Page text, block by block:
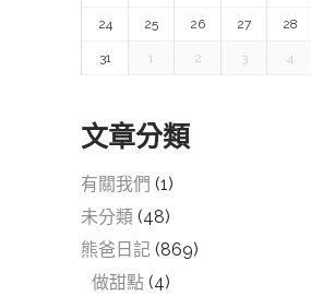
24 25 26 27 28
31 1 2 3 4
文章分類
有關我們 (1)
未分類 (48)
熊爸日記 (869)
做甜點 (4)